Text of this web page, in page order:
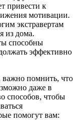
привести к
мотивации.
экстравертам
из дома.
способны
эффективно
важно помнить, что
даже в
способов, чтобы
помогут вам: